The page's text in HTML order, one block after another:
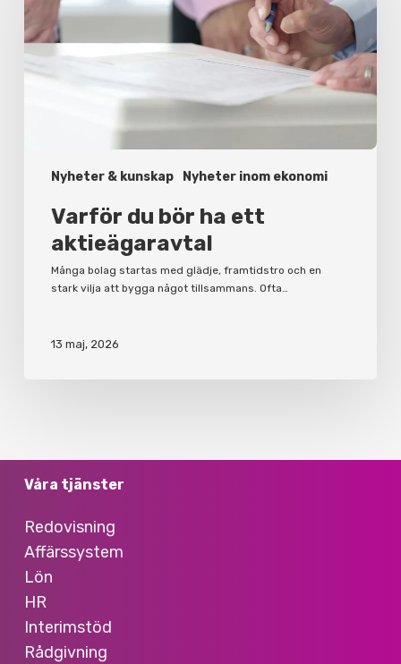
Nyheter & kunskap Nyheter inom ekonomi
ett
aktieägaravtal
Varför du bör ha ett
aktieägaravtal
Många bolag startas med glädje, framtidstro och en
stark vilja att bygga något tillsammans. Ofta…
13 maj, 2026
Våra tjänster
Redovisning
Affärssystem
Lön
HR
Interimstöd
Rådgivning